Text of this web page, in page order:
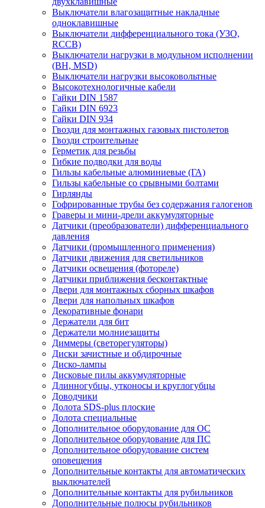
Выключатели влагозащитные накладные
одноклавишные
Выключатели дифференциального тока (УЗО,
RCCB)
Выключатели нагрузки в модульном исполнении
(ВН, MSD)
Выключатели нагрузки высоковольтные
Высокотехнологичные кабели
Гайки DIN 1587
Гайки DIN 6923
Гайки DIN 934
Гвозди для монтажных газовых пистолетов
Гвозди строительные
Герметик для резьбы
Гибкие подводки для воды
Гильзы кабельные алюминиевые (ГА)
Гильзы кабельные со срывными болтами
Гирлянды
Гофрированные трубы без содержания галогенов
Граверы и мини-дрели аккумуляторные
Датчики (преобразователи) дифференциального
давления
Датчики (промышленного применения)
Датчики движения для светильников
Датчики освещения (фотореле)
Датчики приближения бесконтактные
Двери для монтажных сборных шкафов
Двери для напольных шкафов
Декоративные фонари
Держатели для бит
Держатели молниезащиты
Диммеры (светорегуляторы)
Диски зачистные и обдирочные
Диско-лампы
Дисковые пилы аккумуляторные
Длинногубцы, утконосы и круглогубцы
Доводчики
Долота SDS-plus плоские
Долота специальные
Дополнительное оборудование для ОС
Дополнительное оборудование для ПС
Дополнительное оборудование систем
оповещения
Дополнительные контакты для автоматических
выключателей
Дополнительные контакты для рубильников
Дополнительные полюсы рубильников